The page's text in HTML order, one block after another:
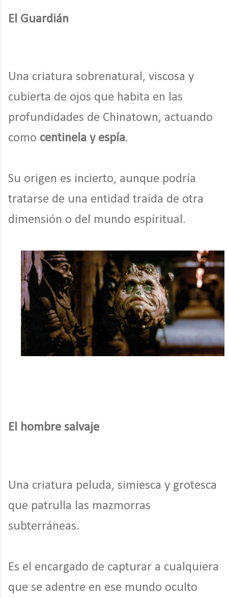
El Guardián
Una criatura sobrenatural, viscosa y
cubierta de ojos que habita en las
profundidades de Chinatown, actuando
como centinela y espía.
Su origen es incierto, aunque podría
tratarse de una entidad traída de otra
dimensión o del mundo espiritual.
El hombre salvaje
Una criatura peluda, simiesca y grotesca
que patrulla las mazmorras
subterráneas.
Es el encargado de capturar a cualquiera
que se adentre en ese mundo oculto